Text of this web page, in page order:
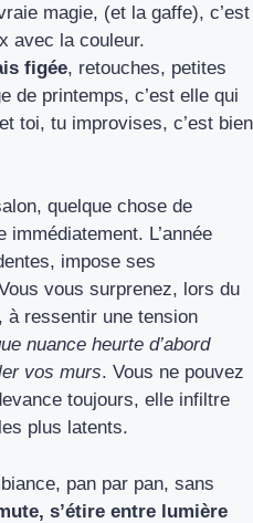
magie, (et la gaffe), c’est
avec la couleur.
figée, retouches, petites
de printemps, c’est elle qui
toi, tu improvises, c’est bien
quelque chose de
L’année
impose ses
vous surprenez, lors du
à ressentir une tension
nuance heurte d’abord
vos murs. Vous ne pouvez
toujours, elle infiltre
plus latents.
pan par pan, sans
s’étire entre lumière